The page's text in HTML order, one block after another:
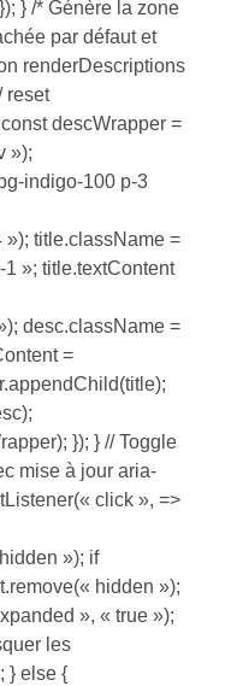
} /* Génère la zone
par défaut et
renderDescriptions
reset
descWrapper =
»);
indigo-100 p-3
title.className =
»; title.textContent
desc.className =
=
}); } // Toggle
mise à jour aria-
click », =>
»); if
hidden »);
», « true »);
les
} else {